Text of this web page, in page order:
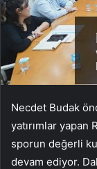
Necdet Budak
yatırımlar
sporun değerli
devam ediyor.